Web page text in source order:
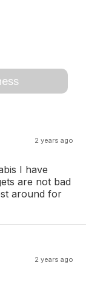
2 years ago
I have
are not bad
around for
2 years ago